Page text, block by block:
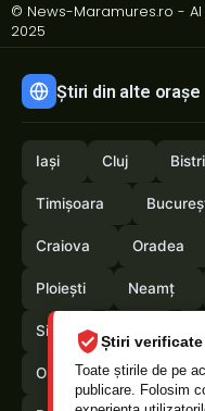
Știri verificate
Toate știrile de pe
publicare. Folosim
© News-Maramures.ro -
2025
Știri din alte orașe
Iași Cluj
Timișoara
Craiova Oradea
Ploiești Neamț
Sibiu
Olt Arges